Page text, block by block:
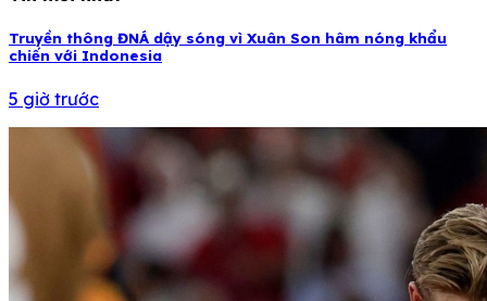
Truyền thông ĐNÁ dậy sóng vì Xuân Son hâm nóng khẩu
chiến với Indonesia
5 giờ trước